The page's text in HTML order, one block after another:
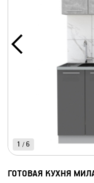
1 / 6
ГОТОВАЯ КУХНЯ